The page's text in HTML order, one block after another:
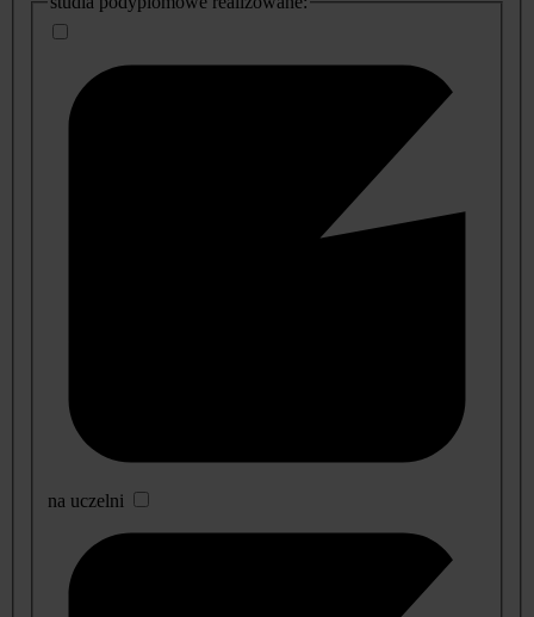
na uczelni